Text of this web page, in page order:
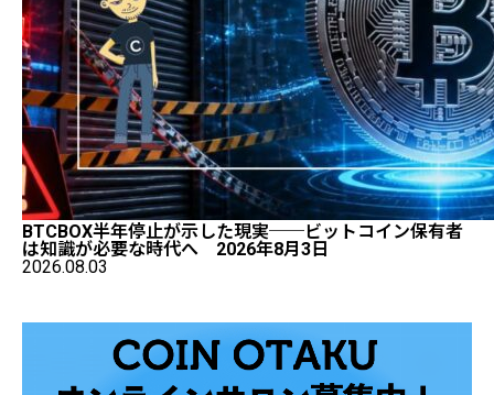
BTCBOX半年停止が示した現実──ビットコイン保有者
は知識が必要な時代へ 2026年8月3日
2026.08.03